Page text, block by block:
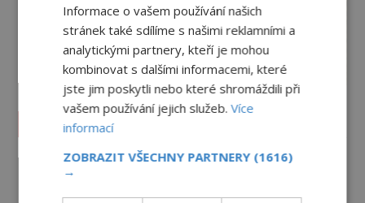
Vesmír a technologie
Co zachycují tajemné snímky
PREMIUM 7.8.2026 172
Informace o vašem používání našich
stránek také sdílíme s našimi reklamními a
analytickými partnery, kteří je mohou
kombinovat s dalšími informacemi, které
jste jim poskytli nebo které shromáždili při
vašem používání jejich služeb.Více
informací
ZOBRAZIT VŠECHNY PARTNERY (1616)
→